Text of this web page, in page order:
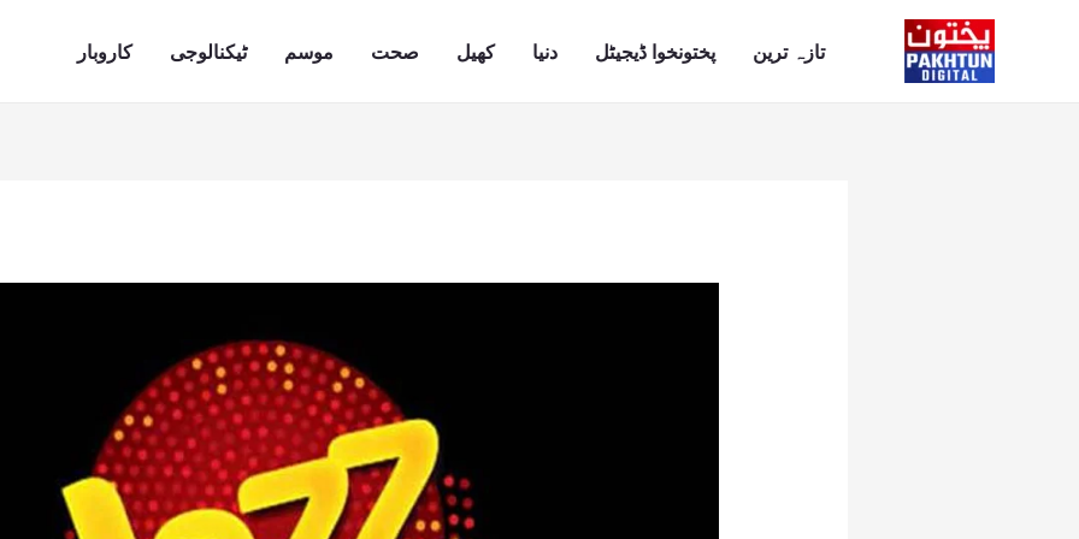
تازہ ترین پختونخوا ڈیجیٹل دنیا کھیل صحت موسم ٹیکنالوجی کاروبار